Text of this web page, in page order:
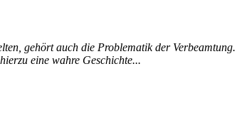
gehört auch die Problematik der
eine wahre Geschichte...